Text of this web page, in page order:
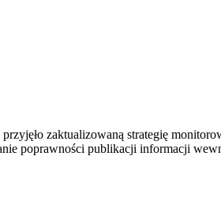
zaktualizowaną strategię
poprawności publikacji informacji